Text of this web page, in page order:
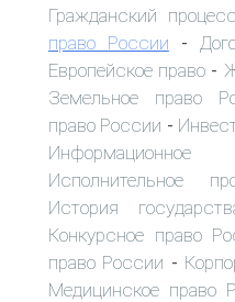
Гражданский
право России -
Европейское право -
Земельное право
право России -
Исполнительное
История
Конкурсное право
право России -
Медицинское право